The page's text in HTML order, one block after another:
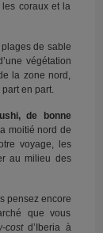
les coraux et la
plages de sable
végétation
la zone nord,
en part.
, de bonne
moitié nord de
voyage, les
au milieu des
pensez encore
que vous
costd’Iberia à